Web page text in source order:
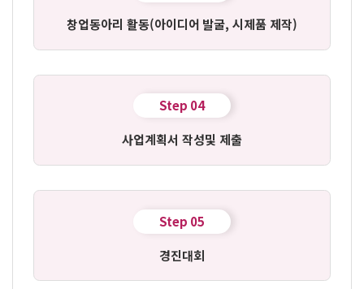
창업동아리 활동(아이디어 발굴, 시제품 제작)
Step 04
사업계획서 작성및 제출
Step 05
경진대회